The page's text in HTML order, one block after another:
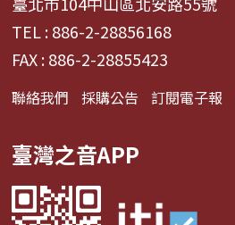
TEL : 886-2-28856168
FAX : 886-2-28855423
聯絡我們 採購公告 訂閱電子報
臺灣之音APP